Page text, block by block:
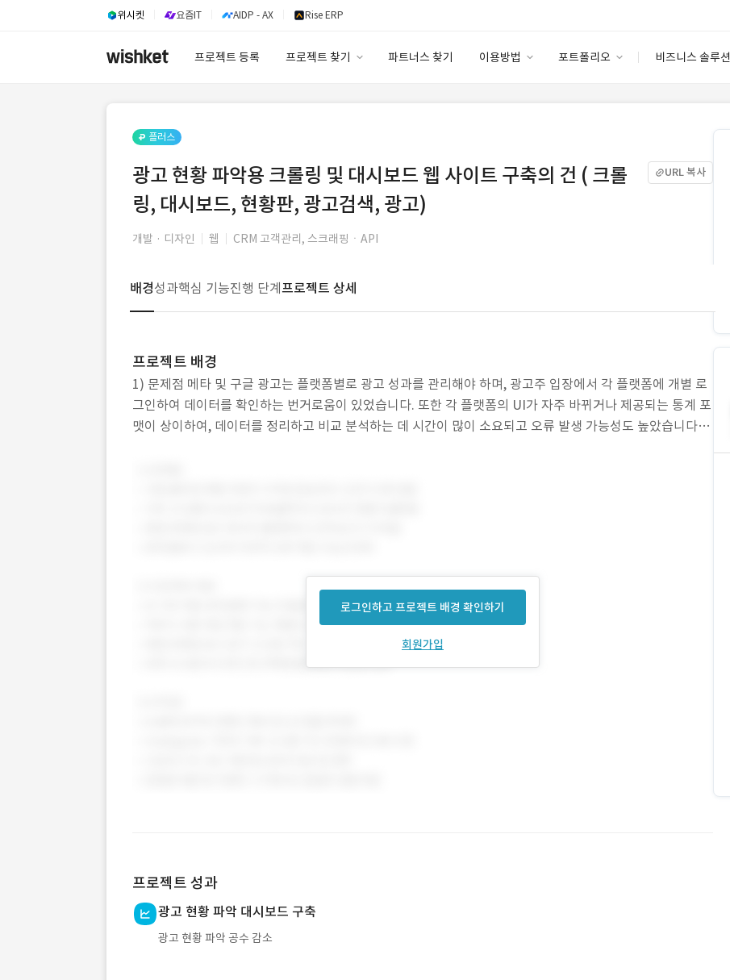
위시켓 요즘IT AIDP - AX Rise ERP
프로젝트 등록 프로젝트 찾기 파트너스 찾기 이용방법 포트폴리오 비즈니스 솔루션
고객센터
안심 코드 케어
스토어
플러스
광고 현황 파악용 크롤링 및 대시보드 웹 사이트 구축의 건 ( 크롤
링, 대시보드, 현황판, 광고검색, 광고)
URL 복사
개발 · 디자인 웹 CRM 고객관리, 스크래핑ㆍAPI
배경성과핵심 기능진행 단계 프로젝트 상세
프로젝트 배경
1) 문제점 메타 및 구글 광고는 플랫폼별로 광고 성과를 관리해야 하며, 광고주 입장에서 각 플랫폼에 개별 로
그인하여 데이터를 확인하는 번거로움이 있었습니다. 또한 각 플랫폼의 UI가 자주 바뀌거나 제공되는 통계 포
맷이 상이하여, 데이터를 정리하고 비교 분석하는 데 시간이 많이 소요되고 오류 발생 가능성도 높았습니다.
로그인하고 프로젝트 배경 확인하기
회원가입
프로젝트 성과
광고 현황 파악 대시보드 구축
광고 현황 파악 공수 감소